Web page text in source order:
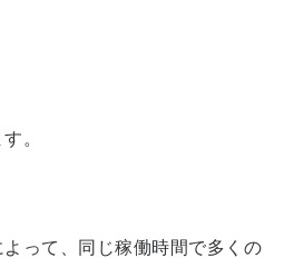
。
って、同じ稼働時間で多くの